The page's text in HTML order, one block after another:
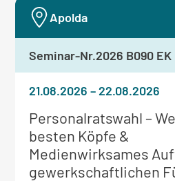
Weitere
Informationen
zum
Seminar:
Personalratswahl –
besten Köpfe &
Medienwirksames
gewerkschaftlichen
21.08.2026–22.08.2026
Apolda
Seminar-Nr.2026 B090 EK